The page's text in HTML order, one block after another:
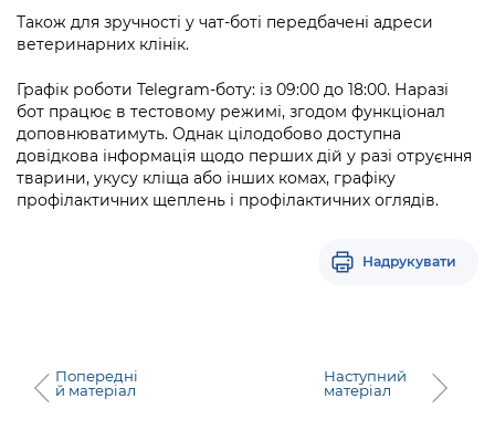
Kyiv International Relations
Річні звіти
Гендерна політика
Безбар'єрність
Портал Захисників та Захисниць
Портал послуг
Міський застосунок Київ Цифровий
Важливе під час воєнного стану
Уряд» – місцевий рівень»
Важливе під час воєнного стану
Про відкриті дані
Публічні дашборди
Також для зручності у чат-боті передбачені адреси
ветеринарних клінік.
Графік роботи Telegram-боту: із 09:00 до 18:00. Наразі
бот працює в тестовому режимі, згодом функціонал
доповнюватимуть. Однак цілодобово доступна
довідкова інформація щодо перших дій у разі отруєння
тварини, укусу кліща або інших комах, графіку
профілактичних щеплень і профілактичних оглядів.
Надрукувати
Попередні
й матеріал
Наступний
матеріал